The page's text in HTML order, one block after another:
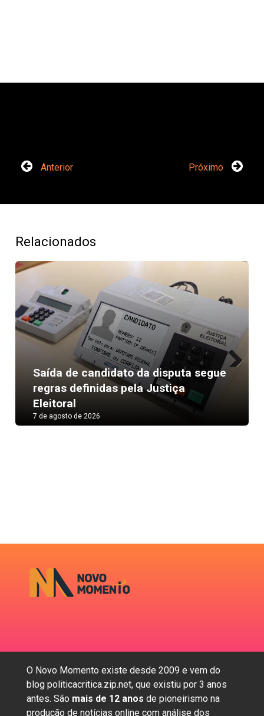
Anterior Próximo
Relacionados
Saída de candidato da disputa segue
regras definidas pela Justiça
Eleitoral
7 de agosto de 2026
O Novo Momento existe desde 2009 e vem do
blog politicacritica.zip.net, que existiu por 3 anos
antes. São mais de 12 anos de pioneirismo na
produção de notícias online com análise dos